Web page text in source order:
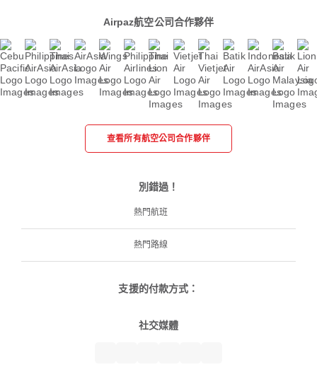
Airpaz航空公司合作夥伴
查看所有航空公司合作夥伴
別錯過！
熱門航班
熱門路線
支援的付款方式：
社交媒體